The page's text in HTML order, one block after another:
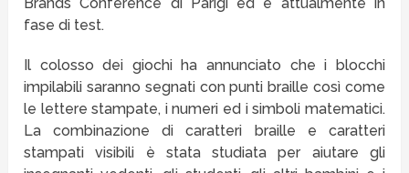
fase di test.
Il colosso dei giochi ha annunciato che i blocchi
impilabili saranno segnati con punti braille così come
le lettere stampate, i numeri ed i simboli matematici.
La combinazione di caratteri braille e caratteri
stampati visibili è stata studiata per aiutare gli